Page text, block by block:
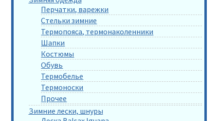
Перчатки, варежки
Стельки зимние
Термопояса, термонаколенники
Шапки
Костюмы
Обувь
Термобелье
Термоноски
Прочее
Зимние лески, шнуры